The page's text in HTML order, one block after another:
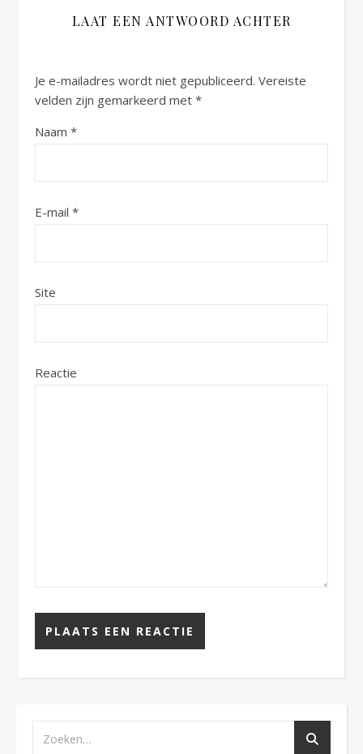
LAAT EEN ANTWOORD ACHTER
Je e-mailadres wordt niet gepubliceerd. Vereiste
velden zijn gemarkeerd met *
Naam *
E-mail *
Site
Reactie